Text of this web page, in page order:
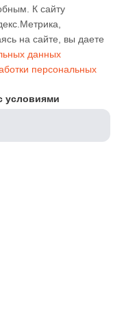
К cайту
на сайте, вы даете
данных
персональных
условиями